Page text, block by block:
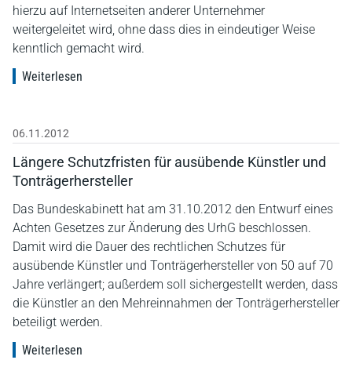
hierzu auf Internetseiten anderer Unternehmer
weitergeleitet wird, ohne dass dies in eindeutiger Weise
kenntlich gemacht wird.
Weiterlesen
06.11.2012
Längere Schutzfristen für ausübende Künstler und
Tonträgerhersteller
Das Bundeskabinett hat am 31.10.2012 den Entwurf eines
Achten Gesetzes zur Änderung des UrhG beschlossen.
Damit wird die Dauer des rechtlichen Schutzes für
ausübende Künstler und Tonträgerhersteller von 50 auf 70
Jahre verlängert; außerdem soll sichergestellt werden, dass
die Künstler an den Mehreinnahmen der Tonträgerhersteller
beteiligt werden.
Weiterlesen